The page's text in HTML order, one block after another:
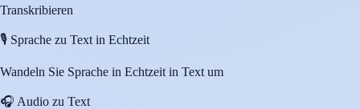
Transkribieren
🎙️ Sprache zu Text in Echtzeit
Wandeln Sie Sprache in Echtzeit in Text um
🎧 Audio zu Text